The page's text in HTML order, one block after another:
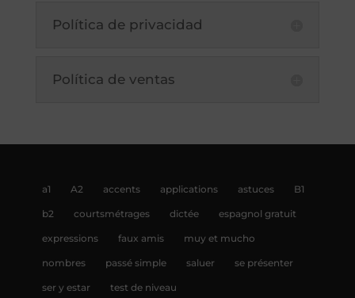
Política de privacidad
Política de ventas
a1 A2 accents applications astuces B1
b2 courtsmétrages dictée espagnol gratuit
expressions faux amis muy et mucho
nombres passé simple saluer se présenter
ser y estar test de niveau